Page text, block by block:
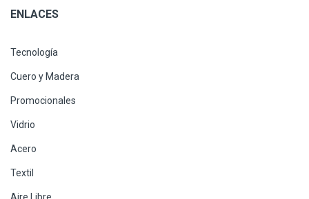
ENLACES
Tecnología
Cuero y Madera
Promocionales
Vidrio
Acero
Textil